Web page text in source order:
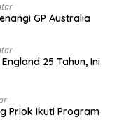
GP Australia
25 Tahun, Ini
Priok Ikuti Program